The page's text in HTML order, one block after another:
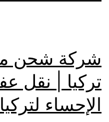
شركة شحن
تركيا | نقل
الإحساء لتركيا